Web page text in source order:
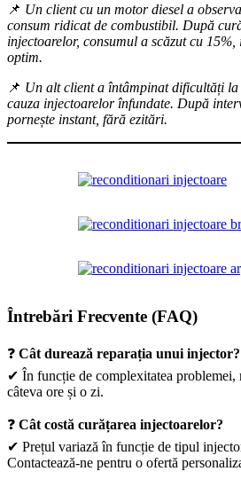
📌 Un client cu un motor diesel a
consum ridicat de combustibil. După
injectoarelor, consumul a scăzut cu
optim.
📌 Un alt client a întâmpinat dificultăți
cauza injectoarelor înfundate. După
pornește instant, fără ezitări.
Întrebări Frecvente (FAQ)
❓ Cât durează reparația unui injector?
✔ În funcție de complexitatea problemei,
câteva ore și o zi.
❓ Cât costă curățarea injectoarelor?
✔ Prețul variază în funcție de tipul
Contactează-ne pentru o ofertă